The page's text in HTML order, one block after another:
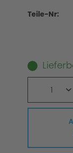
Teile-Nr:
1